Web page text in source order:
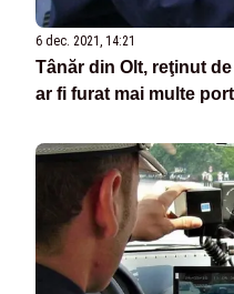
6 dec. 2021, 14:21
Tânăr din Olt, reţinut
ar fi furat mai multe